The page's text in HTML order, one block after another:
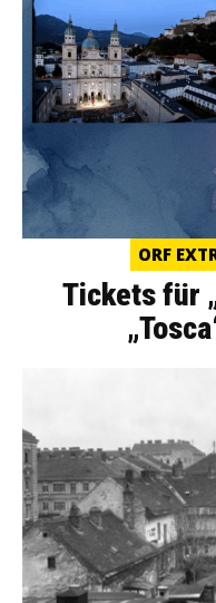
ORF
Tickets für